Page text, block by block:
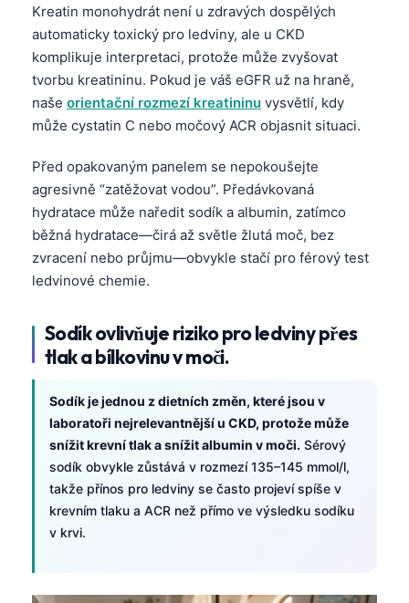
Kreatin monohydrát není u zdravých dospělých
automaticky toxický pro ledviny, ale u CKD
komplikuje interpretaci, protože může zvyšovat
tvorbu kreatininu. Pokud je váš eGFR už na hraně,
naše orientační rozmezí kreatininu vysvětlí, kdy
může cystatin C nebo močový ACR objasnit situaci.
Před opakovaným panelem se nepokoušejte
agresivně “zatěžovat vodou”. Předávkovaná
hydratace může naředit sodík a albumin, zatímco
běžná hydratace—čirá až světle žlutá moč, bez
zvracení nebo průjmu—obvykle stačí pro férový test
ledvinové chemie.
Sodík ovlivňuje riziko pro ledviny přes
tlak a bílkovinu v moči.
Sodík je jednou z dietních změn, které jsou v
laboratoři nejrelevantnější u CKD, protože může
snížit krevní tlak a snížit albumin v moči. Sérový
sodík obvykle zůstává v rozmezí 135–145 mmol/l,
takže přínos pro ledviny se často projeví spíše v
krevním tlaku a ACR než přímo ve výsledku sodíku
v krvi.